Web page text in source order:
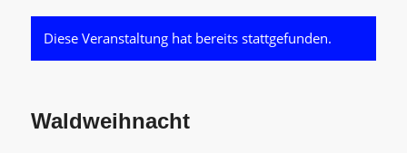
Diese Veranstaltung hat bereits stattgefunden.
Waldweihnacht